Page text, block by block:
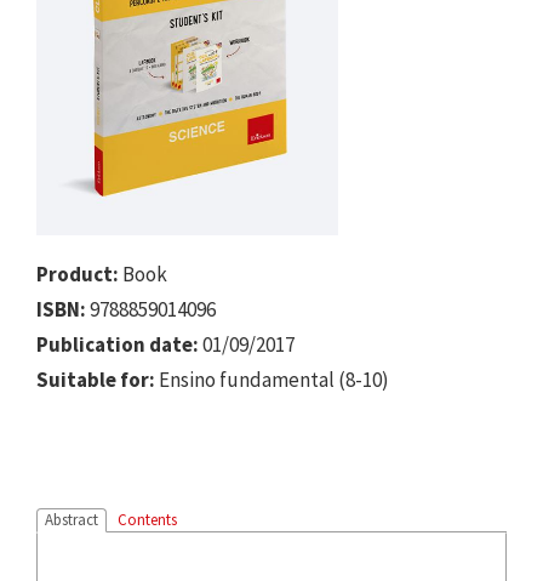
Product: Book
ISBN:9788859014096
Publication date:01/09/2017
Suitable for: Ensino fundamental (8-10)
Abstract Contents